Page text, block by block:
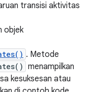
transisi aktivitas
objek
. Metode
menampilkan
kesuksesan atau